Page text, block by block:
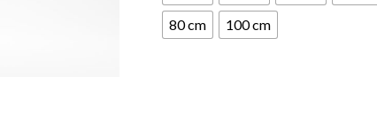
80 cm
100 cm